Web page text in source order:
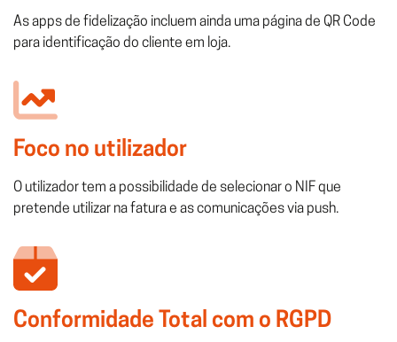
As apps de fidelização incluem ainda uma página de QR Code
para identificação do cliente em loja.
Foco no utilizador
O utilizador tem a possibilidade de selecionar o NIF que
pretende utilizar na fatura e as comunicações via push.
Conformidade Total com o RGPD